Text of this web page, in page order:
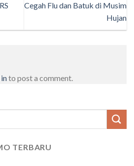
Cegah Flu dan Batuk di Musim
Hujan
to post a comment.
TERBARU